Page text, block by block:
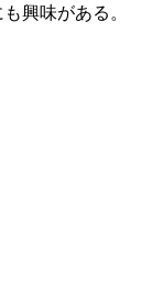
興味がある。